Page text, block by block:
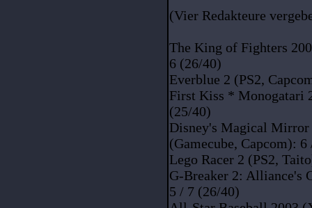
(Vier Redakteure
The King of Fighters
6 (26/40)
Everblue 2 (PS2,
First Kiss * Monogatari
(25/40)
Disney's Magical
(Gamecube, Capcom):
Lego Racer 2 (PS2,
G-Breaker 2: Alliance's
5 / 7 (26/40)